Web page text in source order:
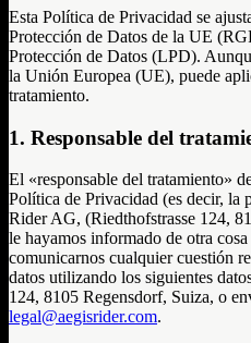
Esta Política de Privacidad se
Protección de Datos de la UE
Protección de Datos (LPD).
la Unión Europea (UE), puede
tratamiento.
1. Responsable del
El «responsable del tratamiento»
Política de Privacidad (es decir, la
Rider AG, (Riedthofstrasse 124,
le hayamos informado de otra
comunicarnos cualquier cuestión
datos utilizando los siguientes
124, 8105 Regensdorf, Suiza, o
legal@aegisrider.com.